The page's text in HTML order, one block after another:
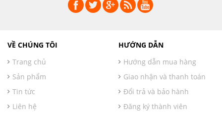
VỀ CHÚNG TÔI
Trang chủ
Sản phẩm
Tin tức
Liên hệ
HƯỚNG DẪN
Hướng dẫn mua hàng
Giao nhận và thanh toán
Đổi trả và bảo hành
Đăng ký thành viên